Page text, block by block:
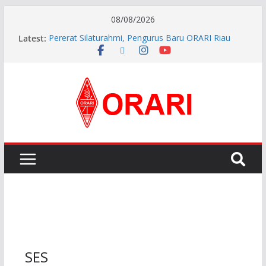
08/08/2026
Latest: Pererat Silaturahmi, Pengurus Baru ORARI Riau
Audiensi dan Siap Bersinergi dengan Diskominfotik
Preparatory Group for WRC-27 )
Aftiyedi Dalimunthe (YC5NNF) Resmi Pimpin ORARI
Lokal Bengkalis 2026–2029, Dikukuhkan Langsung
Ketua Orari Daerah Riau
Riau Beserta Jajaran Hadiri Muslok III Bengkalis
SES